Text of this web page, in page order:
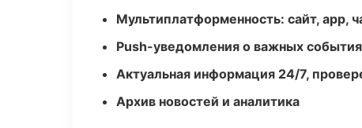
Мультиплатформенность: сайт, app,
Push-уведомления о важных
Актуальная информация 24/7,
Архив новостей и аналитика